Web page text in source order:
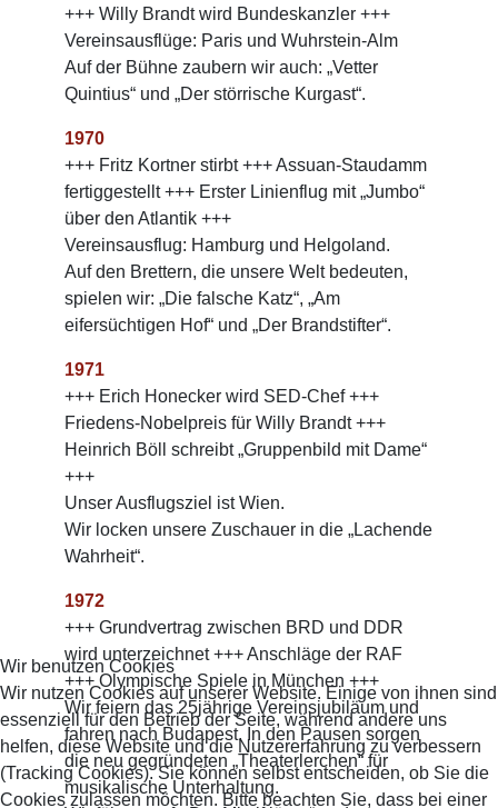
+++ Willy Brandt wird Bundeskanzler +++
Vereinsausflüge: Paris und Wuhrstein-Alm
Auf der Bühne zaubern wir auch: „Vetter
Quintius“ und „Der störrische Kurgast“.
1970
+++ Fritz Kortner stirbt +++ Assuan-Staudamm
fertiggestellt +++ Erster Linienflug mit „Jumbo“
über den Atlantik +++
Vereinsausflug: Hamburg und Helgoland.
Auf den Brettern, die unsere Welt bedeuten,
spielen wir: „Die falsche Katz“, „Am
eifersüchtigen Hof“ und „Der Brandstifter“.
1971
+++ Erich Honecker wird SED-Chef +++
Friedens-Nobelpreis für Willy Brandt +++
Heinrich Böll schreibt „Gruppenbild mit Dame“
+++
Unser Ausflugsziel ist Wien.
Wir locken unsere Zuschauer in die „Lachende
Wahrheit“.
1972
+++ Grundvertrag zwischen BRD und DDR
wird unterzeichnet +++ Anschläge der RAF
+++ Olympische Spiele in München +++
Wir feiern das 25jährige Vereinsjubiläum und
fahren nach Budapest. In den Pausen sorgen
die neu gegründeten „Theaterlerchen“ für
musikalische Unterhaltung.
Wir benutzen Cookies
Wir nutzen Cookies auf unserer Website. Einige von ihnen sind
essenziell für den Betrieb der Seite, während andere uns
helfen, diese Website und die Nutzererfahrung zu verbessern
(Tracking Cookies). Sie können selbst entscheiden, ob Sie die
Cookies zulassen möchten. Bitte beachten Sie, dass bei einer